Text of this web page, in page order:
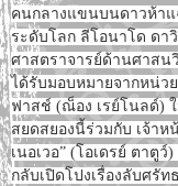
คนกลางแขนบนดาวห้าแ
ระดับโลก ลีโอนาโด ดา
ศาสตราจารย์ด้านศาสน
ได้รับมอบหมายจากหน่ว
ฟาสช์ (ณ็อง เรย์โนลด์)
สยดสยองนี้ร่วมกับ เจ้าห
เนอเวอ” (โอเดรย์ ตาตู
กลับเปิดโปงเรื่องลับศรั